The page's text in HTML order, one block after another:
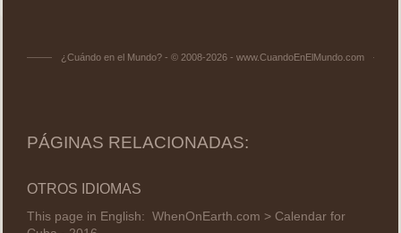
¿Cuándo en el Mundo? - © 2008-2026 - www.CuandoEnElMundo.com
PÁGINAS RELACIONADAS:
OTROS IDIOMAS
This page in English: WhenOnEarth.com > Calendar for